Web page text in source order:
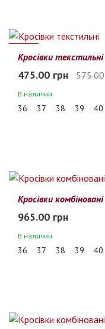
17%
Кросівки текстильні
475.00 грн 575.00
В наличии
36 37 38 39 40
Кросівки комбіновані
965.00 грн
В наличии
36 37 38 39 40